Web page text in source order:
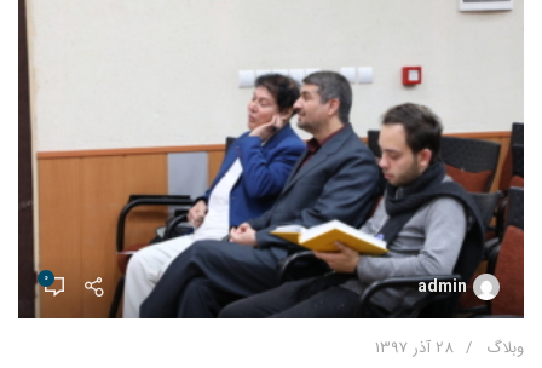
admin
0
وبلاگ 28 آذر 1397